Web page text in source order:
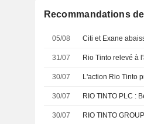
Recommandations
05/08
31/07
30/07
30/07 RIO TINTO PLC :
30/07 RIO TINTO